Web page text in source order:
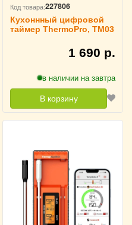
Код товара:227806
Кухоннный цифровой
таймер ThermoPro, TM03
1 690 р.
в наличии на завтра
В корзину